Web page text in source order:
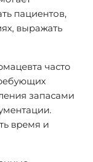
пациентов,
выражать
часто
запасами
время и